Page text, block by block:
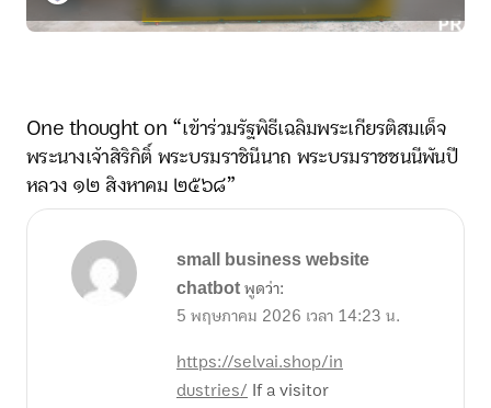
One thought on “เข้าร่วมรัฐพิธีเฉลิมพระเกียรติสมเด็จ
พระนางเจ้าสิริกิติ์ พระบรมราชินีนาถ พระบรมราชชนนีพันปี
หลวง ๑๒ สิงหาคม ๒๕๖๘”
small business website
chatbot พูดว่า:
5 พฤษภาคม 2026 เวลา 14:23 น.
https://selvai.shop/in
dustries/ If a visitor